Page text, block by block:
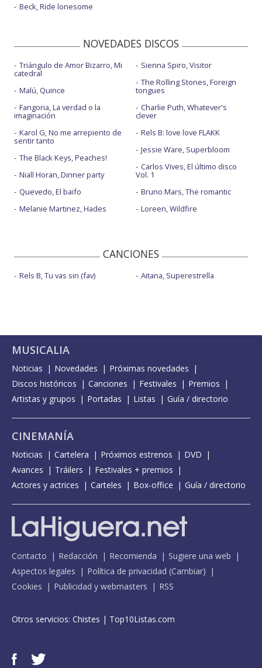
Beck, Ride lonesome
NOVEDADES DISCOS
Triángulo de Amor Bizarro, Mi
catedral
Malú, Quince
Fangoria, La verdad o la
imaginación
Karol G, No me arrepiento de
sentir tanto
The Black Keys, Peaches!
Niall Horan, Dinner party
Quevedo, El baifo
Melanie Martinez, Hades
Sienna Spiro, Visitor
The Rolling Stones, Foreign
tongues
Charlie Puth, Whatever's
clever
Rels B: love love FLAKK
Jessie Ware, Superbloom
Carlos Vives, El último disco
Vol. 1
Bruno Mars, The romantic
Loreen, Wildfire
CANCIONES
Rels B, Tu vas sin (fav) Aitana, Superestrella
MUSICALIA
Noticias Novedades
Próximas novedades
Discos históricos
Canciones Festivales
Premios
Artistas y grupos
Portadas Listas Guía / directorio
CINEMANÍA
Noticias Cartelera Próximos estrenos
DVD
Avances
Tráilers
Festivales + premios
Actores y actrices
Carteles Box-office Guía / directorio
Contacto Redacción Recomienda
Sugiere una web
Aspectos legales
Política de privacidad (Cambiar)
Cookies
Publicidad y webmasters RSS
Otros servicios: Chistes | Top10Listas.com